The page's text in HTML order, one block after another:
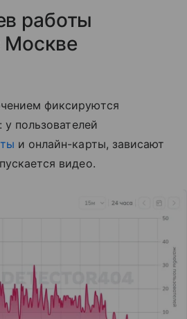
работы
Москве
фиксируются
у пользователей
и онлайн-карты, зависают
видео.